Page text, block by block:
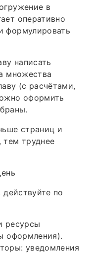
в
оперативно
формулировать
написать
множества
(с расчётами,
оформить
страниц и
труднее
действуйте по
ресурсы
оформления).
уведомления